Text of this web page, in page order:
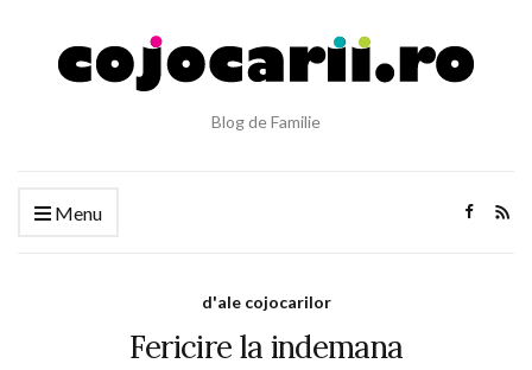
Blog de Familie
Menu
d'ale cojocarilor
Fericire la indemana